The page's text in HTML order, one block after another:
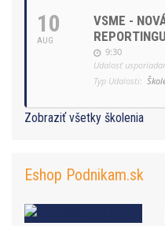
10
AUG
VSME -
REPORTINGU
9:30
Udalosť
Typ Udalosti:
Zobraziť všetky školenia
Eshop Podnikam.sk